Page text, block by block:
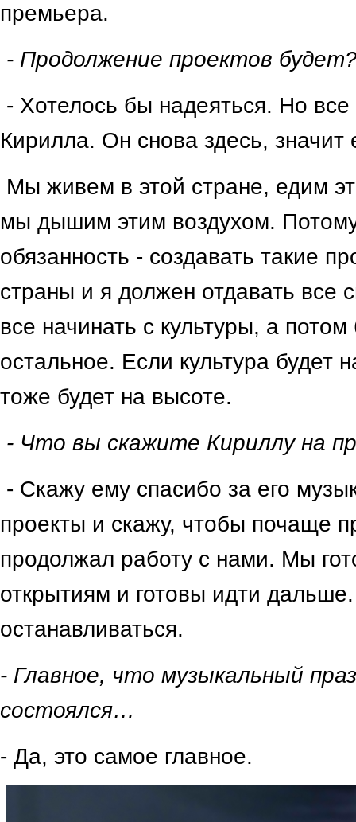
премьера.
- Продолжение проектов
- Хотелось бы надеяться. Но все
Кирилла. Он снова здесь, значит
Мы живем в этой стране, едим
мы дышим этим воздухом.
обязанность - создавать такие
страны и я должен отдавать все
все начинать с культуры, а
остальное. Если культура будет
тоже будет на высоте.
- Что вы скажите Кириллу на
- Скажу ему спасибо за его
проекты и скажу, чтобы почаще
продолжал работу с нами. Мы
открытиям и готовы идти
останавливаться.
- Главное, что музыкальный
состоялся…
- Да, это самое главное.